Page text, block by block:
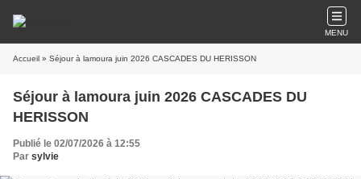
MENU
Accueil » Séjour à lamoura juin 2026 CASCADES DU HERISSON
Séjour à lamoura juin 2026 CASCADES DU
HERISSON
Publié le 02/07/2026 à 12:55
Par sylvie